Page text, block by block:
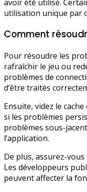
avoir été utilisé.
utilisation unique par
Comment
Pour résoudre les
rafraîchir le jeu ou
problèmes de
d’être traités
Ensuite, videz le
si les problèmes
problèmes sous-
l’application.
De plus, assurez-
Les développeurs
peuvent affecter la